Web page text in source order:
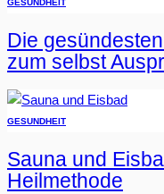
GESUNDHEIT
Die
zum selbst
GESUNDHEIT
Sauna und
Heilmethode